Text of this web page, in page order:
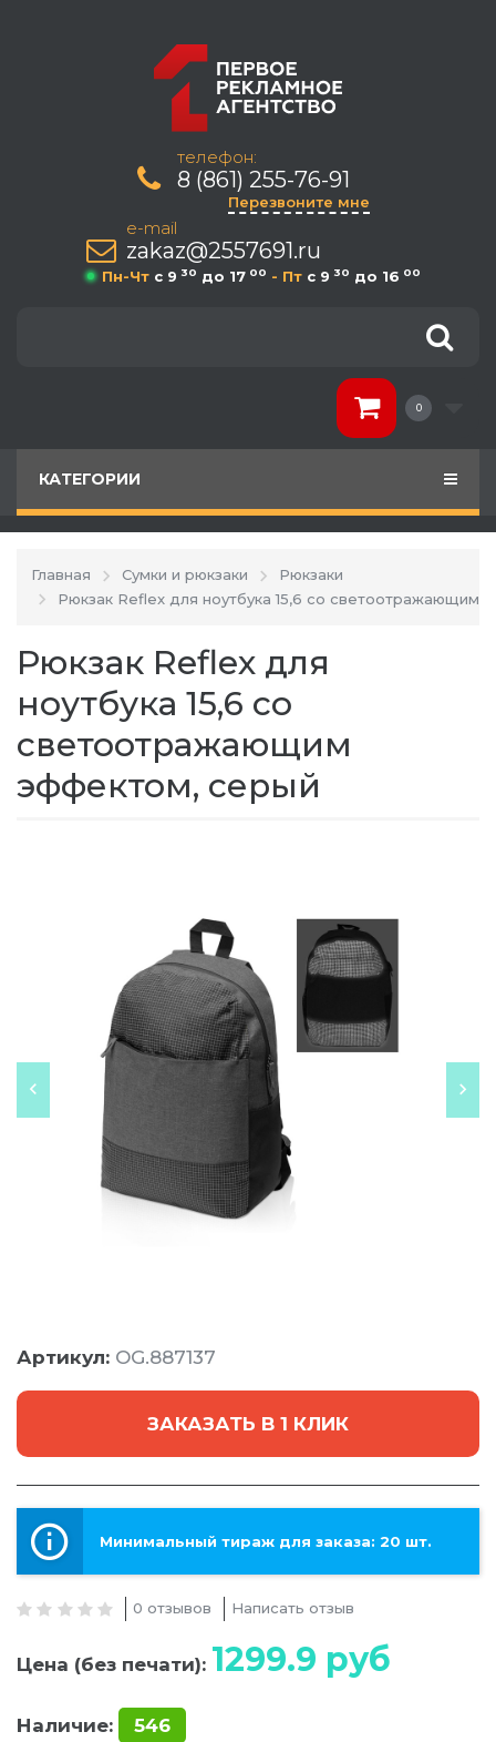
телефон:
8 (861) 255-76-91
Перезвоните мне
e-mail
zakaz@2557691.ru
Пн-Чт c 9 30 до 17 00 - Пт c 9 30 до 16 00
0
КАТЕГОРИИ
Главная Сумки и рюкзаки
Рюкзаки
Рюкзак Reflex для ноутбука 15,6 со светоотражающим
Рюкзак Reflex для
ноутбука 15,6 со
светоотражающим
эффектом, серый
Артикул: OG.887137
ЗАКАЗАТЬ В 1 КЛИК
Минимальный тираж для заказа: 20 шт.
0 отзывов Написать отзыв
Цена (без печати): 1299.9 руб
Наличие: 546